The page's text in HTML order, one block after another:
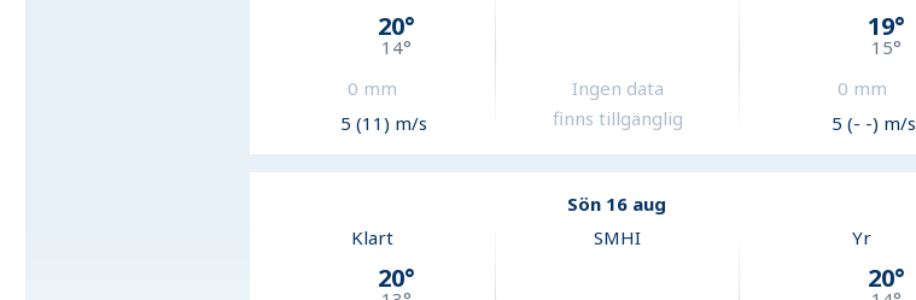
20°
14°
0 mm
5 (11) m/s
Ingen data
finns tillgänglig
19°
15°
0 mm
5 (- -) m/s
Sön 16 aug
Klart
20°
SMHI Yr
20°